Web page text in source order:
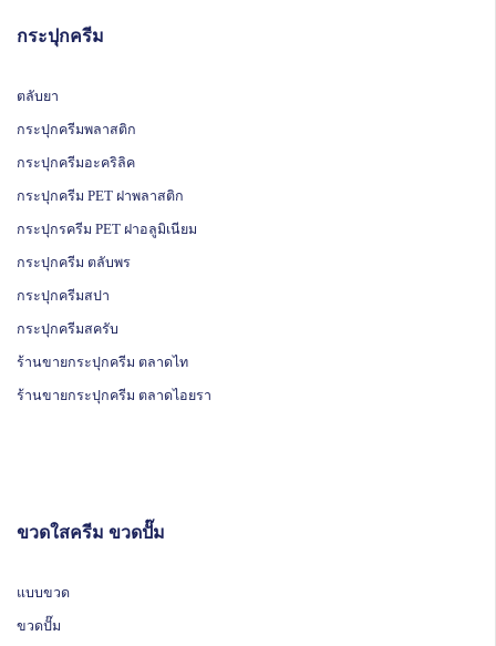
กระปุกครีม
ตลับยา
กระปุกครีมพลาสติก
กระปุกครีมอะคริลิค
กระปุกครีม PET ฝาพลาสติก
กระปุกรครีม PET ฝาอลูมิเนียม
กระปุกครีม ตลับพร
กระปุกครีมสปา
กระปุกครีมสครับ
ร้านขายกระปุกครีม ตลาดไท
ร้านขายกระปุกครีม ตลาดไอยรา
ขวดใสครีม ขวดปั๊ม
แบบขวด
ขวดปั๊ม